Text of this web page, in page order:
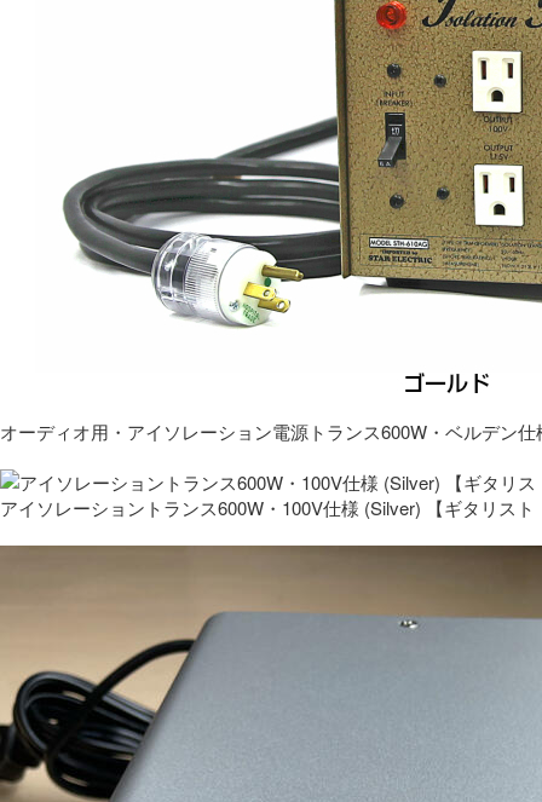
オーディオ用・アイソレーション電源トランス600W・ベルデン仕
アイソレーショントランス600W・100V仕様 (Silver) 【ギタリス